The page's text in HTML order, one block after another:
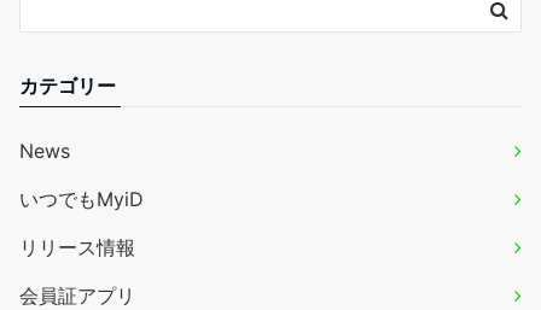
カテゴリー
News
いつでもMyiD
リリース情報
会員証アプリ